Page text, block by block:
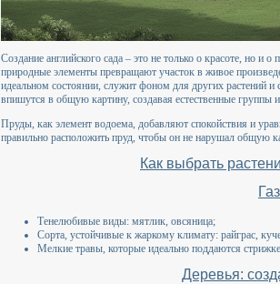
Создание английского сада – это не только о красоте, но и
природные элементы превращают участок в живое
идеальном состоянии, служит фоном для других растений
впишутся в общую картину, создавая естественные группы
Пруды, как элемент водоема, добавляют спокойствия и
правильно расположить пруд, чтобы он не нарушал общую
Как выбрать
Тенелюбивые виды: мятлик, овсяница;
Сорта, устойчивые к жаркому климату: райграс,
Мелкие травы, которые идеально поддаются
Деревья: